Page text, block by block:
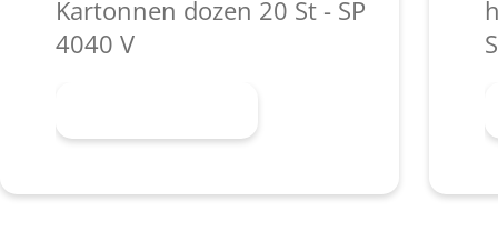
Kartonnen dozen 20 St - SP
4040 V